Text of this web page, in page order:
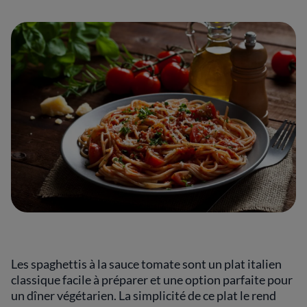
Les spaghettis à la sauce tomate sont un plat italien
classique facile à préparer et une option parfaite pour
un dîner végétarien. La simplicité de ce plat le rend